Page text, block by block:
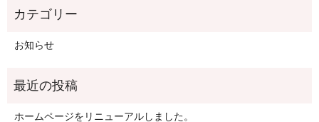
お知らせ
ホームページをリニューアルしました。